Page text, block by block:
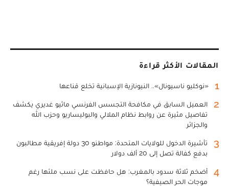
المقالات الأكثر قراءة
1 «نوكليو ناسيونال».. النيونازية الإسبانية تخلع قناعها
2
العميل السابق في مكافحة التجسس الفرنسي ماثيو غديري يكشف
تفاصيل مثيرة عن روابط نظام الملالي والبوليساريو وحزب الله
والجزائر
3
تأشيرة الدخول للولايات المتحدة: مواطنو 30 دولة إفريقية مطالبون
بدفع كفالة تصل إلى 20 ألف دولار
4
أضخم ثلاثة سدود بالمغرب: هل حافظت على نسب ملئها رغم
موجات الحر الصيفية؟